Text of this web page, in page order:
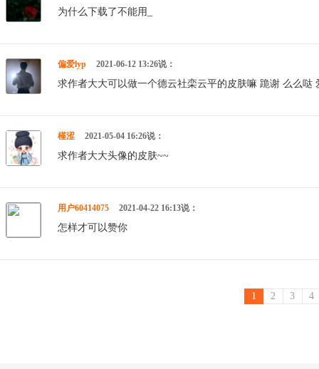
为什么下载了不能用_
偏爱lyp 2021-06-12 13:26说：
求作者大大可以做一个德云社栾云平的皮肤嘛 跪谢 么么哒
槿涩 2021-05-04 16:26说：
求作者大大头像的皮肤~~
用户60414075 2021-04-22 16:13说：
怎样才可以赞你
1 2 3 4